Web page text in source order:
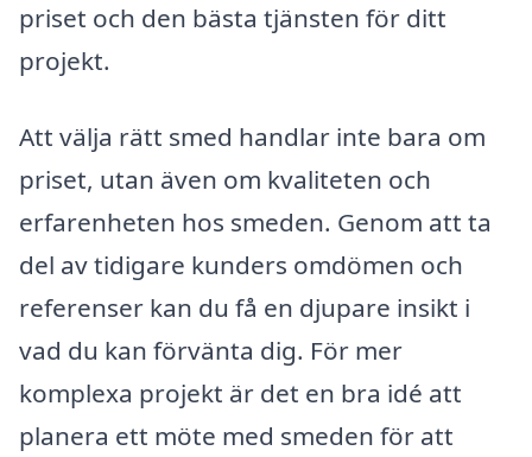
priset och den bästa tjänsten för ditt
projekt.
Att välja rätt smed handlar inte bara om
priset, utan även om kvaliteten och
erfarenheten hos smeden. Genom att ta
del av tidigare kunders omdömen och
referenser kan du få en djupare insikt i
vad du kan förvänta dig. För mer
komplexa projekt är det en bra idé att
planera ett möte med smeden för att